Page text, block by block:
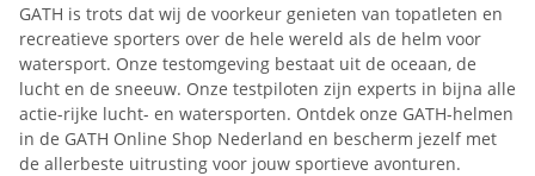
GATH is trots dat wij de voorkeur genieten van topatleten en
recreatieve sporters over de hele wereld als de helm voor
watersport. Onze testomgeving bestaat uit de oceaan, de
lucht en de sneeuw. Onze testpiloten zijn experts in bijna alle
actie-rijke lucht- en watersporten. Ontdek onze GATH-helmen
in de GATH Online Shop Nederland en bescherm jezelf met
de allerbeste uitrusting voor jouw sportieve avonturen.